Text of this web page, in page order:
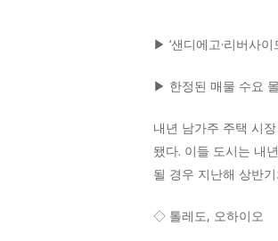
▶ ‘샌디에고·리버사
▶ 한정된 매물 수요
내년 남가주 주택 시
됐다. 이들 도시는 내
될 경우 지난해 상반
◇ 톨레도, 오하이오